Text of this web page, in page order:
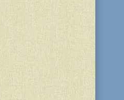
праздновала Лаг
это 33-й день
отмечается
устраивают
жгут
из лука. Множество
этот день гору...